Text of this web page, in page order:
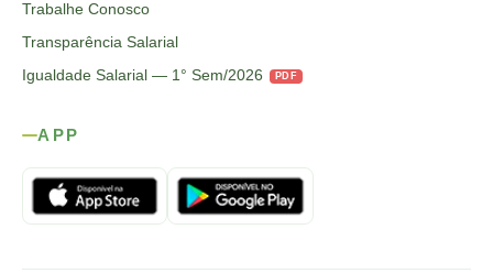
Trabalhe Conosco
Transparência Salarial
Igualdade Salarial — 1° Sem/2026
PDF
APP